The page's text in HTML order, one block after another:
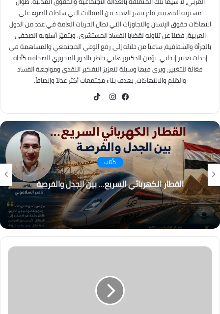
مسيرته المهنية، قام بنشر العديد من المقالات التي سلطت الضوء على
انتهاكات حقوق الإنسان والتجاوزات التي تطال الحريات العامة في عدد من الدول
العربية، فضلاً عن تناوله لقضايا الفساد المستشري. ويتميّز أسلوبه الصحفي
بالجرأة والشفافية، ساعياً من خلاله إلى رفع الوعي المجتمعي والمساهمة في
إحداث تغيير إيجابي. يؤمن الدكتور هاني خاطر بالدور المحوري للصحافة كأداة
فعّالة للتغيير، ويرى فيها وسيلة لتعزيز التفكير النقدي ومواجهة الفساد
والظلم والانتهاكات، بهدف بناء مجتمعات أكثر عدلاً وإنصافاً.
كُتاب
التغير المناخي… من التحذير إلى الاحتراق ، هل أصبح
العالم يعيش عصر الكوارث المناخية؟